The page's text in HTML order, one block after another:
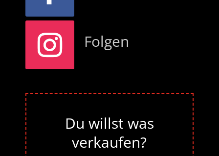
Folgen
Du willst was
verkaufen?